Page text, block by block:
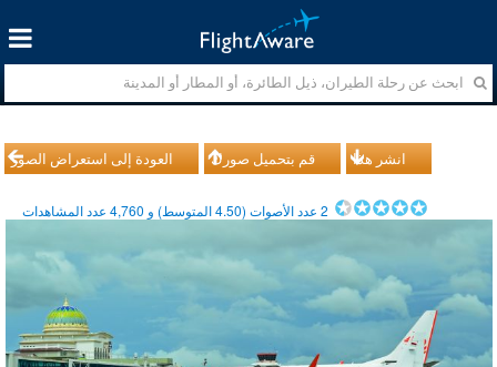
العودة إلى استعراض الصور قم بتحميل صورك انشر هذا
2عدد الأصوات (4.50المتوسط) و 4,760عدد المشاهدات